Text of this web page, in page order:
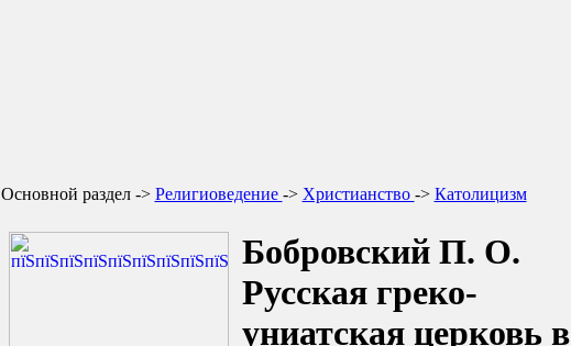
Основной раздел -> Религиоведение -> Христианство -> Католицизм
Бобровский П. О.
Русская греко-
униатская церковь в